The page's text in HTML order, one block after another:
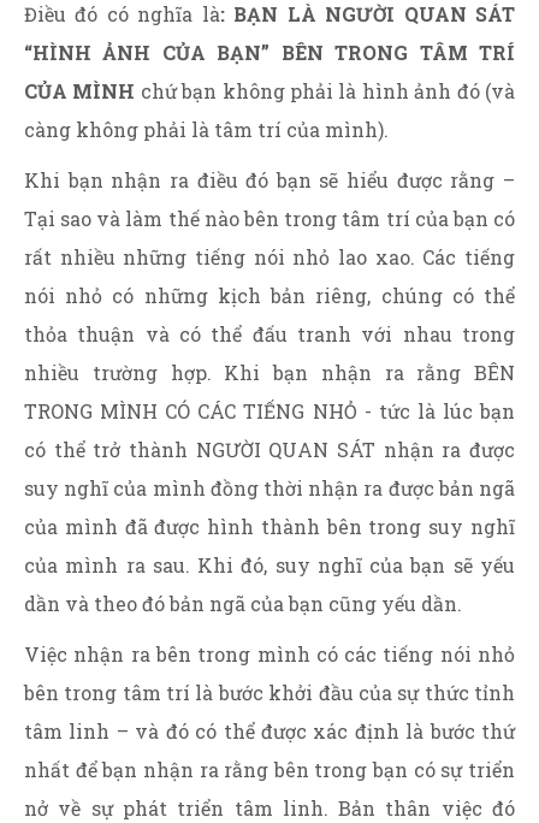
Điều đó có nghĩa là: BẠN LÀ NGƯỜI QUAN SÁT
“HÌNH ẢNH CỦA BẠN” BÊN TRONG TÂM TRÍ
CỦA MÌNH chứ bạn không phải là hình ảnh đó (và
càng không phải là tâm trí của mình).
Khi bạn nhận ra điều đó bạn sẽ hiểu được rằng –
Tại sao và làm thế nào bên trong tâm trí của bạn có
rất nhiều những tiếng nói nhỏ lao xao. Các tiếng
nói nhỏ có những kịch bản riêng, chúng có thể
thỏa thuận và có thể đấu tranh với nhau trong
nhiều trường hợp. Khi bạn nhận ra rằng BÊN
TRONG MÌNH CÓ CÁC TIẾNG NHỎ - tức là lúc bạn
có thể trở thành NGƯỜI QUAN SÁT nhận ra được
suy nghĩ của mình đồng thời nhận ra được bản ngã
của mình đã được hình thành bên trong suy nghĩ
của mình ra sau. Khi đó, suy nghĩ của bạn sẽ yếu
dần và theo đó bản ngã của bạn cũng yếu dần.
Việc nhận ra bên trong mình có các tiếng nói nhỏ
bên trong tâm trí là bước khởi đầu của sự thức tỉnh
tâm linh – và đó có thể được xác định là bước thứ
nhất để bạn nhận ra rằng bên trong bạn có sự triển
nở về sự phát triển tâm linh. Bản thân việc đó